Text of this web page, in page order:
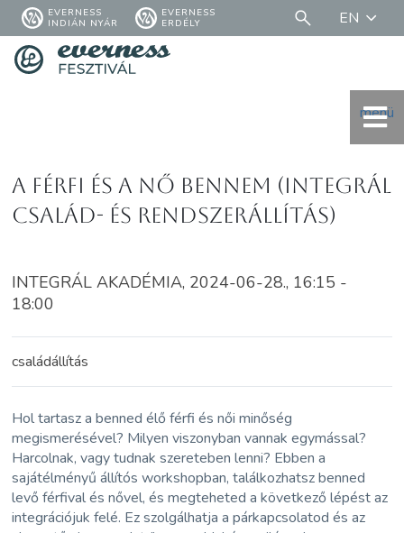
EVERNESS
INDIÁN NYÁR
EVERNESS
ERDÉLY
EN
menü
A férfi és a nő bennem (Integrál
család- és rendszerállítás)
INTEGRÁL AKADÉMIA, 2024-06-28., 16:15 -
18:00
családállítás
Hol tartasz a benned élő férfi és női minőség
megismerésével? Milyen viszonyban vannak egymással?
Harcolnak, vagy tudnak szereteben lenni? Ebben a
sajátélményű állítós workshopban, találkozhatsz benned
levő férfival és nővel, és megteheted a következő lépést az
integrációjuk felé. Ez szolgálhatja a párkapcsolatod és az